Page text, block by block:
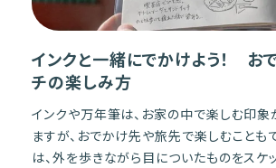
インクと一緒にでかけよう！ お
チの楽しみ方
インクや万年筆は、お家の中で楽しむ印
ますが、おでかけ先や旅先で楽しむことも
は、外を歩きながら目についたものをスケ